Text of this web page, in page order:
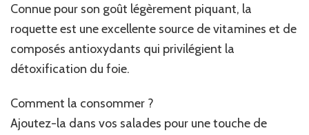
Connue pour son goût légèrement piquant, la
roquette est une excellente source de vitamines et de
composés antioxydants qui privilégient la
détoxification du foie.
Comment la consommer ?
Ajoutez-la dans vos salades pour une touche de